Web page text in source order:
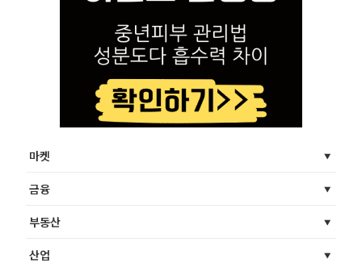
마켓
금융
부동산
산업